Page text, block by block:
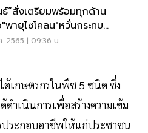
”สั่งเตรียมพร้อมทุกด้าน
พายุไซโคลน"หวั่นกระทบ
ชน
2565 | 09:36 น.
ด้เกษตรกรในพืช 5 ชนิด ซึ่ง
ำเนินการเพื่อสร้างความเข้ม
ประกอบอาชีพให้แก่ประชาชน